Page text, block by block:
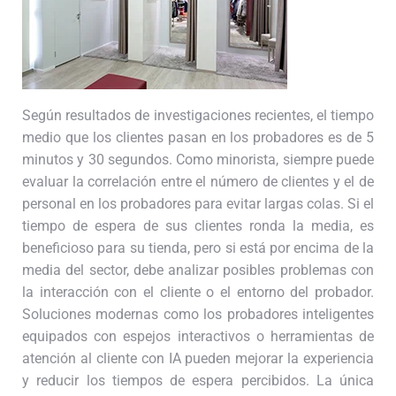
Según resultados de investigaciones recientes, el tiempo
medio que los clientes pasan en los probadores es de 5
minutos y 30 segundos. Como minorista, siempre puede
evaluar la correlación entre el número de clientes y el de
personal en los probadores para evitar largas colas. Si el
tiempo de espera de sus clientes ronda la media, es
beneficioso para su tienda, pero si está por encima de la
media del sector, debe analizar posibles problemas con
la interacción con el cliente o el entorno del probador.
Soluciones modernas como los probadores inteligentes
equipados con espejos interactivos o herramientas de
atención al cliente con IA pueden mejorar la experiencia
y reducir los tiempos de espera percibidos. La única